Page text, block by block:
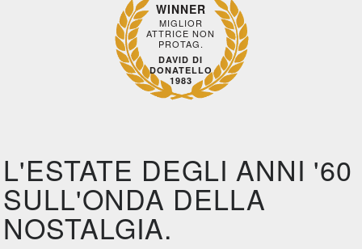
WINNER
MIGLIOR
ATTRICE NON
PROTAG.
DAVID DI
DONATELLO
1983
L'ESTATE DEGLI ANNI '60
SULL'ONDA DELLA
NOSTALGIA.